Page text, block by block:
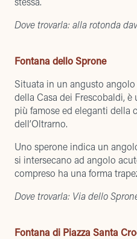
Dove trovarla: alla rotonda
Fontana dello Sprone
Situata in un angusto
della Casa dei Frescobaldi,
più famose ed eleganti della
dell’Oltrarno.
Uno sperone indica un
si intersecano ad angolo
compreso ha una forma
Dove trovarla: Via dello
Fontana di Piazza Santa